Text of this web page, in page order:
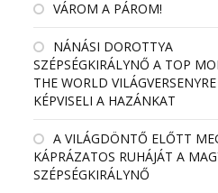
VÁROM A PÁROM!
NÁNÁSI DOROTTYA
SZÉPSÉGKIRÁLYNŐ A TOP
THE WORLD
KÉPVISELI A HAZÁNKAT
A VILÁGDÖNTŐ ELŐTT
KÁPRÁZATOS RUHÁJÁT A
SZÉPSÉGKIRÁLYNŐ